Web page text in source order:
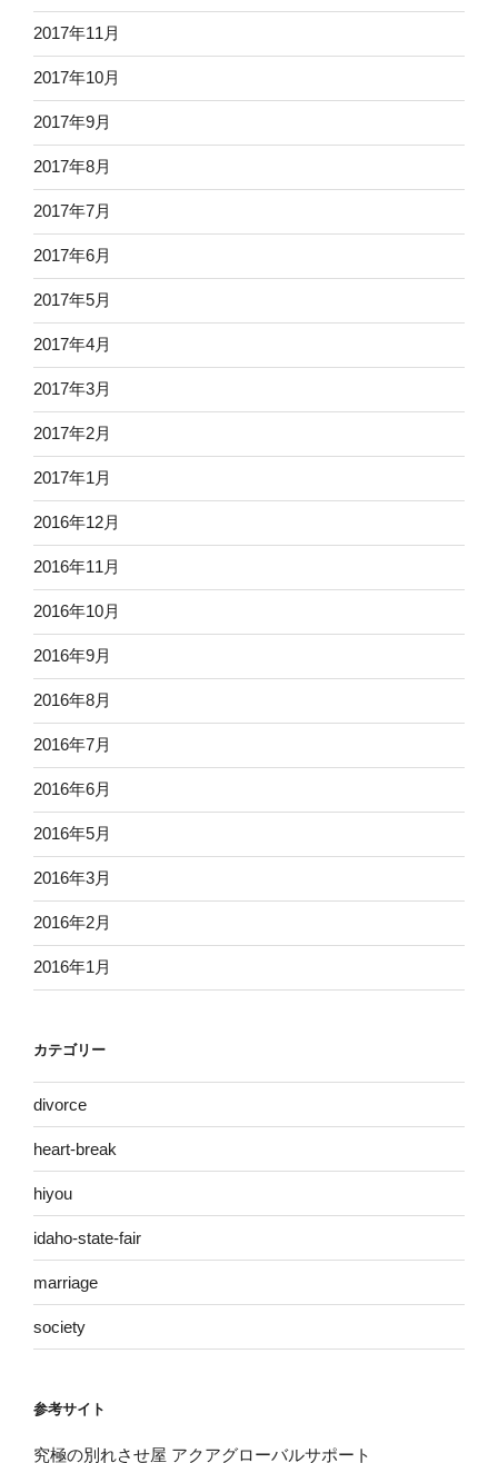
2017年11月
2017年10月
2017年9月
2017年8月
2017年7月
2017年6月
2017年5月
2017年4月
2017年3月
2017年2月
2017年1月
2016年12月
2016年11月
2016年10月
2016年9月
2016年8月
2016年7月
2016年6月
2016年5月
2016年3月
2016年2月
2016年1月
カテゴリー
divorce
heart-break
hiyou
idaho-state-fair
marriage
society
参考サイト
究極の別れさせ屋 アクアグローバルサポート